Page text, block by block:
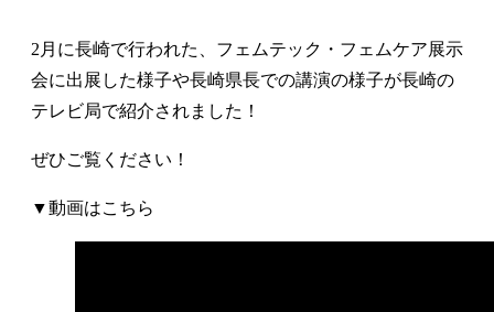
2月に長崎で行われた、フェムテック・フェムケア展示
会に出展した様子や長崎県長での講演の様子が長崎の
テレビ局で紹介されました！
ぜひご覧ください！
▼動画はこちら